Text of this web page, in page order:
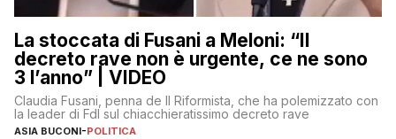
La stoccata di Fusani a Meloni: “Il
decreto rave non è urgente, ce ne sono
3 l’anno” | VIDEO
Claudia Fusani, penna de Il Riformista, che ha polemizzato con
la leader di FdI sul chiacchieratissimo decreto rave
ASIA BUCONI-POLITICA